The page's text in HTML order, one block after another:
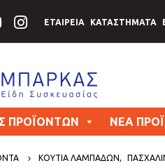
ΕΤΑΙΡΕΙΑ ΚΑΤΑΣΤΗΜΑΤΑ
ΠΡΟΪΟΝΤΩΝ ΝΕΑ
ΚΟΥΤΙΑ ΛΑΜΠΑΔΩΝ,